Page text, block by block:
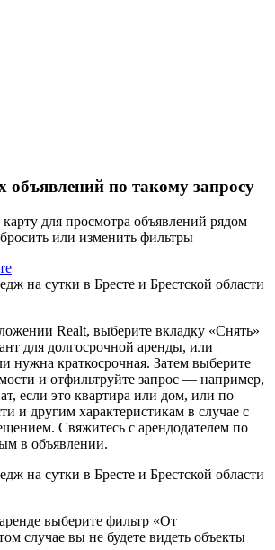
объявлений по такому запросу
для просмотра объявлений рядом
или изменить фильтры
на сутки в Бресте и Брестской области
Realt, выберите вкладку «Снять»
для долгосрочной аренды, или
нужна краткосрочная. Затем выберите
и отфильтруйте запрос — например,
если это квартира или дом, или по
и другим характеристикам в случае с
Свяжитесь с арендодателем по
в объявлении.
на сутки в Бресте и Брестской области
выберите фильтр «От
случае вы не будете видеть объекты